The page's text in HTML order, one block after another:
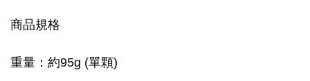
商品規格
重量：約95g (單顆)